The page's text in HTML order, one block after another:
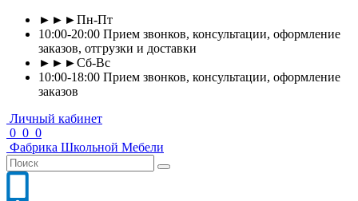
►►►Пн-Пт
10:00-20:00 Прием звонков, консультации, оформление
заказов, отгрузки и доставки
►►►Сб-Вс
10:00-18:00 Прием звонков, консультации, оформление
заказов
Личный кабинет
0 0 0
Фабрика Школьной Мебели